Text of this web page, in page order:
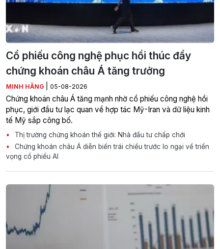
Cổ phiếu công nghệ phục hồi thúc đẩy
chứng khoán châu Á tăng trưởng
MINH HẰNG 05-08-2026
Chứng khoán châu Á tăng mạnh nhờ cổ phiếu công nghệ hồi
phục, giới đầu tư lạc quan về hợp tác Mỹ-Iran và dữ liệu kinh
tế Mỹ sắp công bố.
Thị trường chứng khoán thế giới: Nhà đầu tư chấp chới
Chứng khoán châu Á diễn biến trái chiều trước lo ngại về triển
vọng cổ phiếu AI